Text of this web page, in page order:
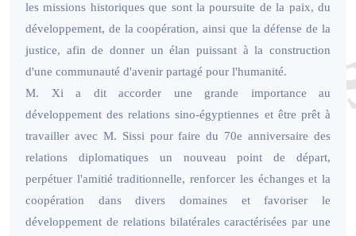
les missions historiques que sont la poursuite de la paix, du
développement, de la coopération, ainsi que la défense de la
justice, afin de donner un élan puissant à la construction
d'une communauté d'avenir partagé pour l'humanité.
M. Xi a dit accorder une grande importance au
développement des relations sino-égyptiennes et être prêt à
travailler avec M. Sissi pour faire du 70e anniversaire des
relations diplomatiques un nouveau point de départ,
perpétuer l'amitié traditionnelle, renforcer les échanges et la
coopération dans divers domaines et favoriser le
développement de relations bilatérales caractérisées par une